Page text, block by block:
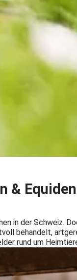
& Equiden
in der Schweiz.
behandelt,
rund um